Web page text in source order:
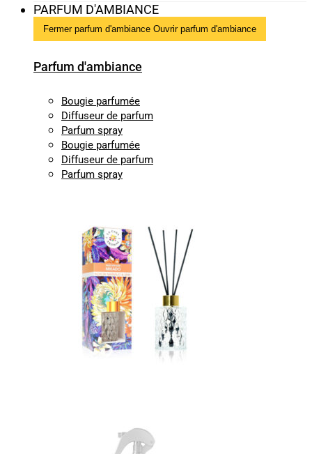
PARFUM D'AMBIANCE
Fermer parfum d'ambiance Ouvrir parfum d'ambiance
Parfum d'ambiance
Bougie parfumée
Diffuseur de parfum
Parfum spray
Bougie parfumée
Diffuseur de parfum
Parfum spray